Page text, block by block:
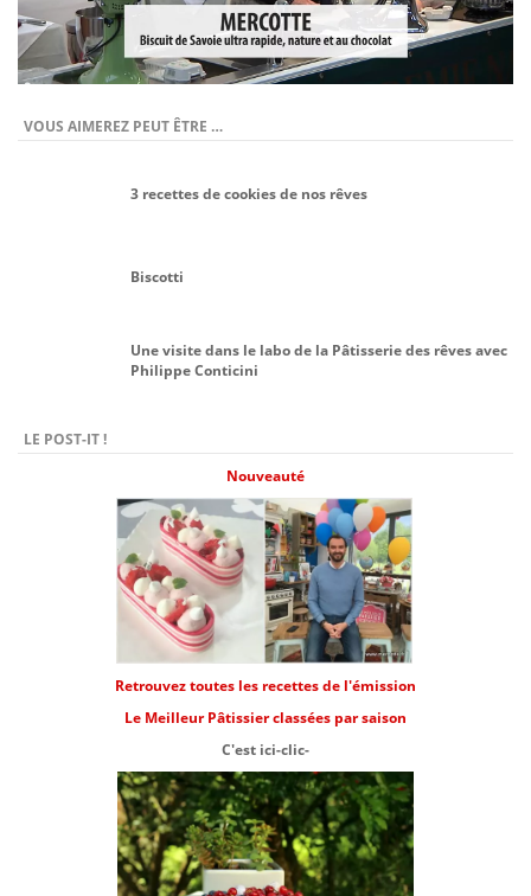
VOUS AIMEREZ PEUT ÊTRE …
3 recettes de cookies de nos rêves
Biscotti
Une visite dans le labo de la Pâtisserie des rêves avec
Philippe Conticini
LE POST-IT !
Nouveauté
Retrouvez toutes les recettes de l'émission
Le Meilleur Pâtissier classées par saison
C'est ici-clic-